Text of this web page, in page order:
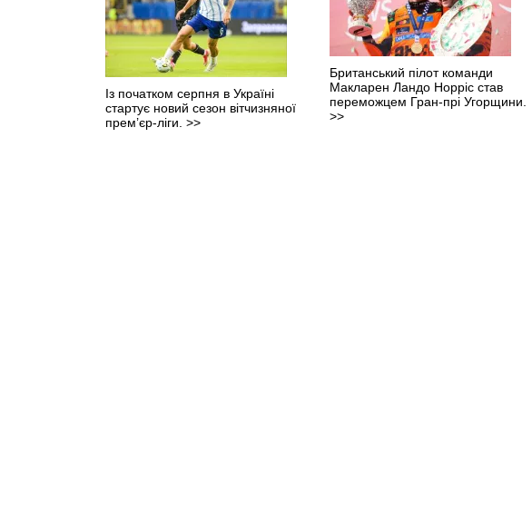
Із початком серпня в Україні
стартує новий сезон вітчизняної
прем’єр-ліги. >>
Британський пілот команди
Макларен Ландо Норріс став
переможцем Гран-прі Угорщини.
>>